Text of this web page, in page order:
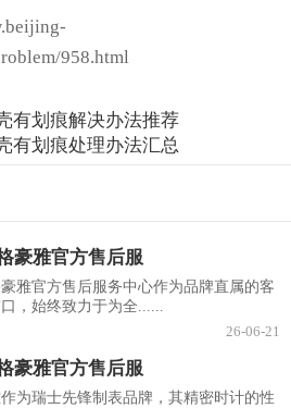
958.html
有划痕解决办法推荐
有划痕处理办法汇总
豪雅官方售后服
雅官方售后服务中心作为品牌直属的客
，始终致力于为全......
26-06-21
豪雅官方售后服
为瑞士先锋制表品牌，其精密时计的性